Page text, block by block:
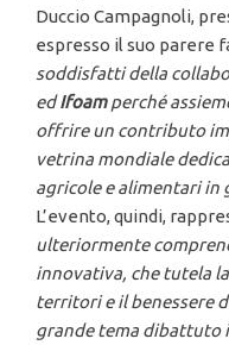
Duccio Campagnoli,
espresso il suo parere
soddisfatti della
edIfoamperché
offrire un contributo
vetrina mondiale
agricole e alimentari in
L’evento, quindi,
ulteriormente
innovativa, che tutela
territori e il benessere
grande tema dibattuto